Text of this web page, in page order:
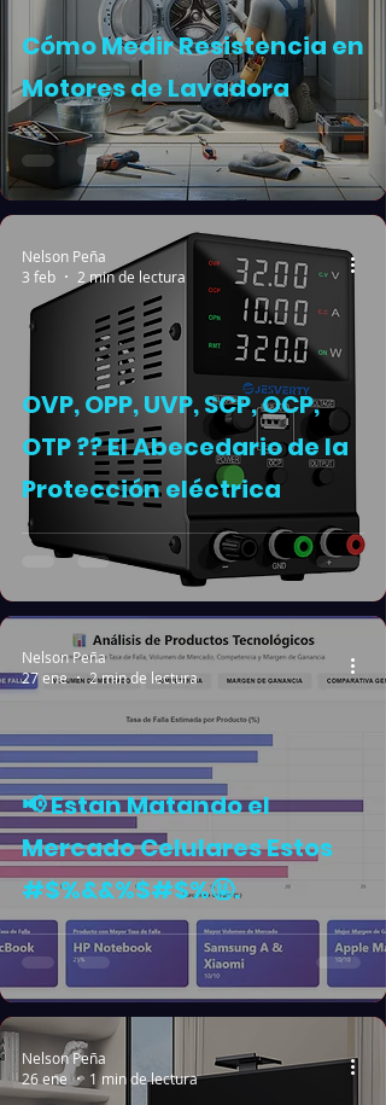
Cómo Medir Resistencia en
Motores de Lavadora
OVP, OPP, UVP, SCP, OCP,
OTP ?? El Abecedario de la
Protección eléctrica
Nelson Peña
3 feb
2 min de lectura
📢 Estan Matando el
Mercado Celulares Estos
#$%&&%$#$%🤬.
Nelson Peña
27 ene
2 min de lectura
Nelson Peña
26 ene
1 min de lectura